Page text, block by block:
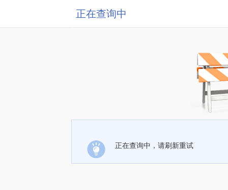
正在查询中
正在查询中，请刷新重试